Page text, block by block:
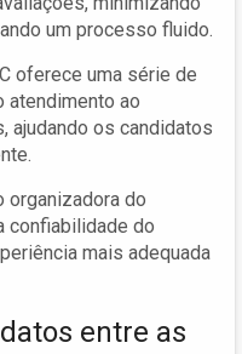
um processo fluido.
oferece uma série de
atendimento ao
ajudando os candidatos
organizadora do
confiabilidade do
mais adequada
entre as